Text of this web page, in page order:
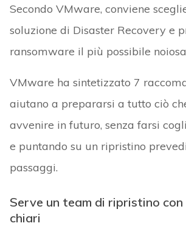
Secondo VMware, conviene
soluzione di Disaster Recovery e
ransomware il più possibile
VMware ha sintetizzato 7
aiutano a prepararsi a tutto ciò
avvenire in futuro, senza farsi
e puntando su un ripristino
passaggi.
Serve un team di ripristino con
chiari